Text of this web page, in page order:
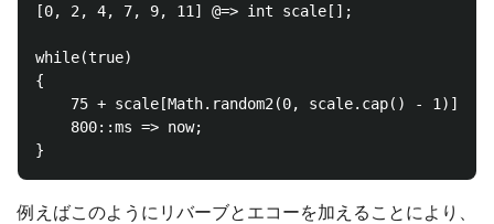
[0, 2, 4, 7, 9, 11] @=> int scale[];
while(true)
{
75 + scale[Math.random2(0, scale.cap() - 1)] =>
    800::ms => now;
例えばこのようにリバーブとエコーを加えることにより、